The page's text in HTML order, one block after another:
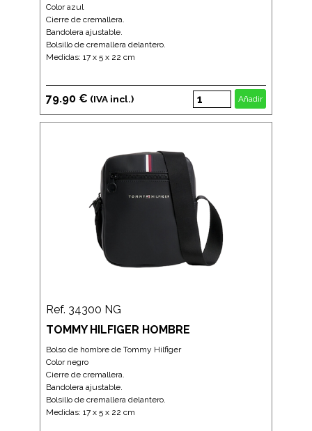
Color azul
Cierre de cremallera.
Bandolera ajustable.
Bolsillo de cremallera delantero.
Medidas: 17 x 5 x 22 cm
79.90 € (IVA incl.) Añadir
Ref. 34300 NG
TOMMY HILFIGER HOMBRE
Bolso de hombre de Tommy Hilfiger
Color negro
Cierre de cremallera.
Bandolera ajustable.
Bolsillo de cremallera delantero.
Medidas: 17 x 5 x 22 cm